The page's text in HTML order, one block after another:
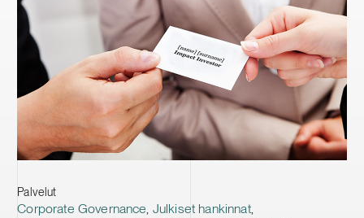
Palvelut
Corporate Governance, Julkiset hankinnat,